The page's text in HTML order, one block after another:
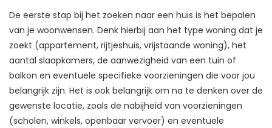
De eerste stap bij het zoeken naar een huis is het bepalen
van je woonwensen. Denk hierbij aan het type woning dat je
zoekt (appartement, rijtjeshuis, vrijstaande woning), het
aantal slaapkamers, de aanwezigheid van een tuin of
balkon en eventuele specifieke voorzieningen die voor jou
belangrijk zijn. Het is ook belangrijk om na te denken over de
gewenste locatie, zoals de nabijheid van voorzieningen
(scholen, winkels, openbaar vervoer) en eventuele